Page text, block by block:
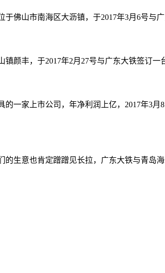
佛山市南海区大沥镇，于2017年3月6号与
颜丰，于2017年2月27号与广东大铁签订一
一家上市公司，年净利润上亿，2017年3月
生意也肯定蹭蹭见长拉，广东大铁与青岛